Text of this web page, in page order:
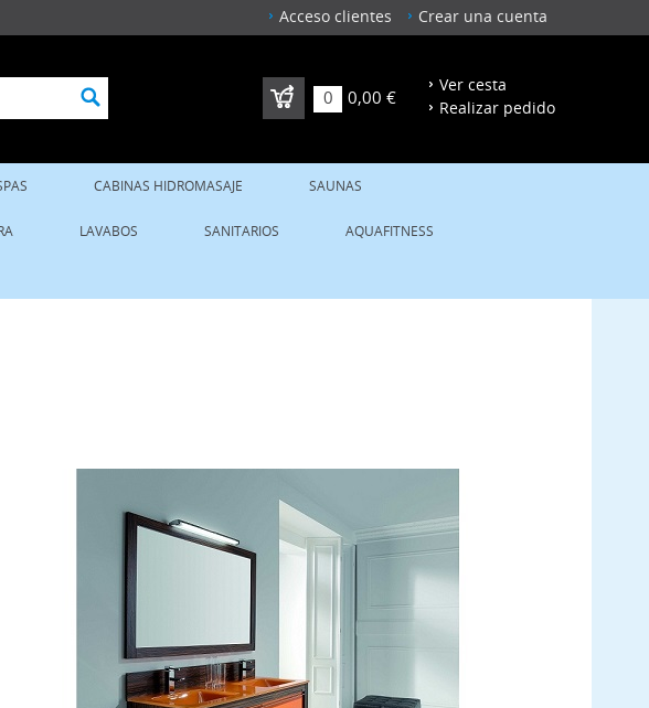
Acceso clientes Crear una cuenta
0 0,00 € Realizar pedido
Ver cesta
CABINAS HIDROMASAJE SAUNAS
LAVABOS SANITARIOS AQUAFITNESS